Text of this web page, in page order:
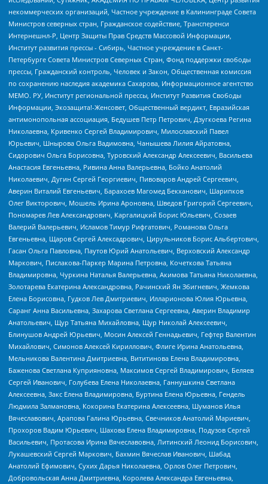
некоммерческих организаций, Частное учреждение в Калининграде Совета
Министров северных стран, Гражданское содействие, Трансперенси
Интернешнл-Р, Центр Защиты Прав Средств Массовой Информации,
Институт развития прессы - Сибирь, Частное учреждение в Санкт-
Петербурге Совета Министров Северных Стран, Фонд поддержки свободы
прессы, Гражданский контроль, Человек и Закон, Общественная комиссия
по сохранению наследия академика Сахарова, Информационное агентство
МЕМО. РУ, Институт региональной прессы, Институт Развития Свободы
Информации, Экозащита!-Женсовет, Общественный вердикт, Евразийская
антимонопольная ассоциация, Бедушев Петр Петрович, Дзугкоева Регина
Николаевна, Кривенко Сергей Владимирович, Милославский Павел
Юрьевич, Шнырова Ольга Вадимовна, Чанышева Лилия Айратовна,
Сидорович Ольга Борисовна, Туровский Александр Алексеевич, Васильева
Анастасия Евгеньевна, Ривина Анна Валерьевна, Бойко Анатолий
Николаевич, Дугин Сергей Георгиевич, Пивоваров Андрей Сергеевич,
Аверин Виталий Евгеньевич, Барахоев Магомед Бекханович, Шарипков
Олег Викторович, Мошель Ирина Ароновна, Шведов Григорий Сергеевич,
Пономарев Лев Александрович, Каргалицкий Борис Юльевич, Созаев
Валерий Валерьевич, Исламов Тимур Рифгатович, Романова Ольга
Евгеньевна, Щаров Сергей Алексадрович, Цирульников Борис Альбертович,
Гасан Ольга Павловна, Паутов Юрий Анатольевич, Верховский Александр
Маркович, Пислакова-Паркер Марина Петровна, Кочеткова Татьяна
Владимировна, Чуркина Наталья Валерьевна, Акимова Татьяна Николаевна,
Золотарева Екатерина Александровна, Рачинский Ян Збигневич, Жемкова
Елена Борисовна, Гудков Лев Дмитриевич, Илларионова Юлия Юрьевна,
Саранг Анна Васильевна, Захарова Светлана Сергеевна, Аверин Владимир
Анатольевич, Щур Татьяна Михайловна, Щур Николай Алексеевич,
Блинушов Андрей Юрьевич, Мосин Алексей Геннадьевич, Гефтер Валентин
Михайлович, Симонов Алексей Кириллович, Флиге Ирина Анатольевна,
Мельникова Валентина Дмитриевна, Вититинова Елена Владимировна,
Баженова Светлана Куприяновна, Максимов Сергей Владимирович, Беляев
Сергей Иванович, Голубева Елена Николаевна, Ганнушкина Светлана
Алексеевна, Закс Елена Владимировна, Буртина Елена Юрьевна, Гендель
Людмила Залмановна, Кокорина Екатерина Алексеевна, Шуманов Илья
Вячеславович, Арапова Галина Юрьевна, Свечников Анатолий Мариевич,
Прохоров Вадим Юрьевич, Шахова Елена Владимировна, Подузов Сергей
Васильевич, Протасова Ирина Вячеславовна, Литинский Леонид Борисович,
Лукашевский Сергей Маркович, Бахмин Вячеслав Иванович, Шабад
Анатолий Ефимович, Сухих Дарья Николаевна, Орлов Олег Петрович,
Добровольская Анна Дмитриевна, Королева Александра Евгеньевна,